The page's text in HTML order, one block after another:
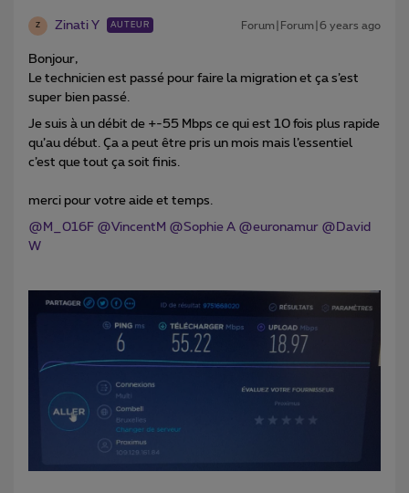
Z Zinati Y AUTEUR Forum|Forum|6 years ago
Bonjour,
Le technicien est passé pour faire la migration et ça s’est
super bien passé.
Je suis à un débit de +-55 Mbps ce qui est 10 fois plus rapide
qu’au début. Ça a peut être pris un mois mais l’essentiel
c’est que tout ça soit finis.
merci pour votre aide et temps.
@M_016F @VincentM @Sophie A @euronamur @David
W